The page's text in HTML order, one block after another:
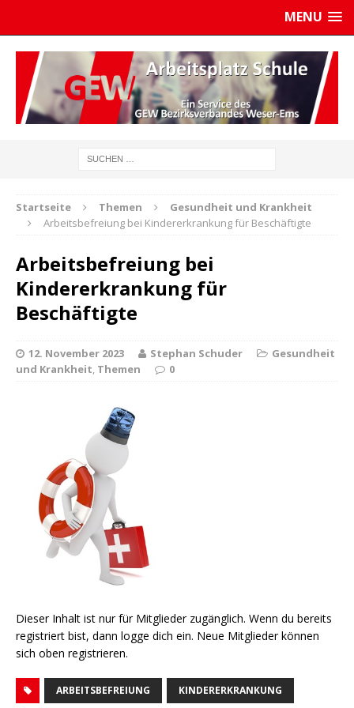
MENU
Startseite Themen
Gesundheit und Krankheit
Arbeitsbefreiung bei Kindererkrankung für Beschäftigte
Arbeitsbefreiung bei
Kindererkrankung für
Beschäftigte
12. November 2023 Stephan Schuder
Gesundheit
und Krankheit, Themen 0
Dieser Inhalt ist nur für Mitglieder zugänglich. Wenn du bereits
registriert bist, dann logge dich ein. Neue Mitglieder können
sich oben registrieren.
ARBEITSBEFREIUNG KINDERERKRANKUNG